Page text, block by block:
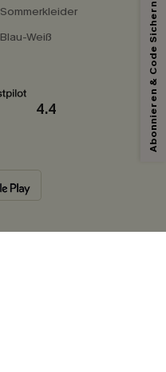
Sommerkleider
Blau-Weiß
4.4 Abonnieren & Code Sichern